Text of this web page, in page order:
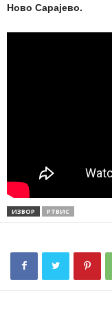
Ново Сарајево.
ИЗВОР РТВИС